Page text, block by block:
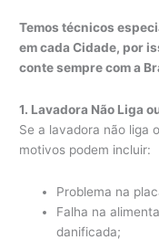
Temos técnicos
em cada Cidade, por
conte sempre com a
1. Lavadora Não Liga
Se a lavadora não liga
motivos podem incluir:
Problema na
Falha na
danificada;